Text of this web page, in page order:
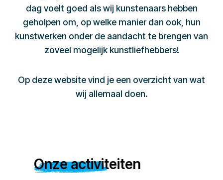
dag voelt goed als wij kunstenaars hebben
geholpen om, op welke manier dan ook, hun
kunstwerken onder de aandacht te brengen van
zoveel mogelijk kunstliefhebbers!
Op deze website vind je een overzicht van wat
wij allemaal doen.
Onze activiteiten